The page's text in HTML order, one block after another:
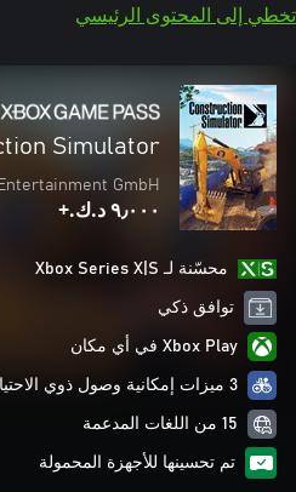
تخطي إلى المحتوى الرئيسي
Simulator
GmbH
٩٫٠٠٠ د.ك.‏+
محسّنة لـ Xbox Series X|S
توافق ذكي
Xbox Play في أي مكان
3 ميزات إمكانية وصول ذوي الاحتياجات الخاصة
15 من اللغات المدعمة
تم تحسينها للأجهزة المحمولة